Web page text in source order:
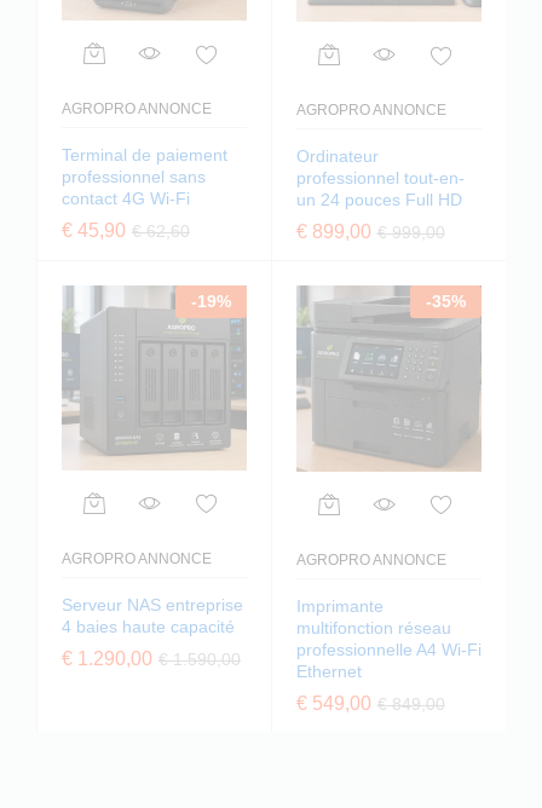
AGROPRO ANNONCE
Terminal de paiement
professionnel sans
contact 4G Wi-Fi
€ 45,90 €62,60
AGROPRO ANNONCE
Ordinateur
professionnel tout-en-
un 24 pouces Full HD
€899,00 €999,00
-19%
AGROPRO ANNONCE
Serveur NAS entreprise
4 baies haute capacité
€ 1.290,00 €1.590,00
-35%
AGROPRO ANNONCE
Imprimante
multifonction réseau
professionnelle A4 Wi-Fi
Ethernet
€549,00 €849,00